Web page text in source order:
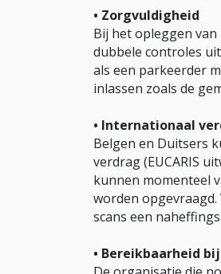
• Zorgvuldigheid
Bij het opleggen
dubbele controles
als een parkeerder
inlassen zoals de
• Internationaal
Belgen en Duitsers
verdrag (EUCARIS
kunnen momenteel
worden
scans een
• Bereikbaarheid